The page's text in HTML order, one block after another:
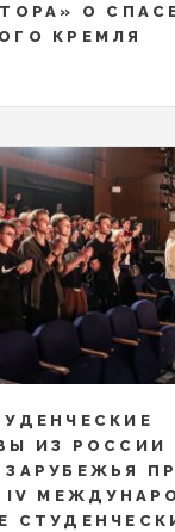
О
КРЕМЛЯ
ИЗ РОССИИ
IV